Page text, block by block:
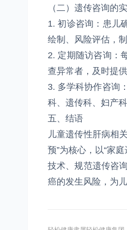
（二）遗传咨询的
1. 初诊咨询：患儿
绘制、风险评估，
2. 定期随访咨询：
查异常者，及时提
3. 多学科协作咨询
科、遗传科、妇产
五、结语
儿童遗传性肝病相
预”为核心，以“家
技术、规范遗传咨
癌的发生风险，为